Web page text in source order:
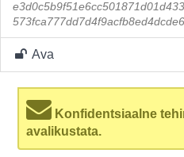
573fca777dd7d4f9acfb8ed4dcde6
Ava
Konfidentsiaalne
avalikustata.